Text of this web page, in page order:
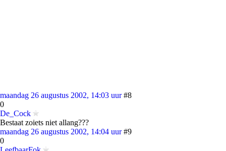
maandag 26 augustus 2002, 14:03 uur #8
0
De_Cock
Bestaat zoiets niet allang???
maandag 26 augustus 2002, 14:04 uur #9
0